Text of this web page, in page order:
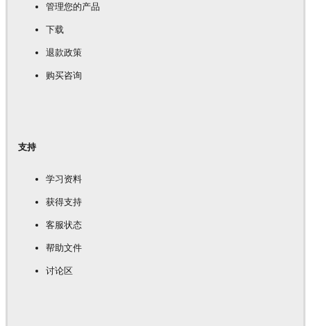
管理您的产品
下载
退款政策
购买咨询
支持
学习资料
获得支持
客服状态
帮助文件
讨论区